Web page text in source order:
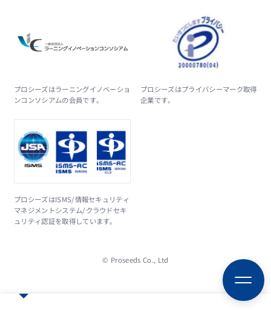
プロシーズはラーニングイノベーショ
ンコンソシアムの会員です。
プロシーズはプライバシーマーク取得
企業です。
プロシーズはISMS/情報セキュリティ
マネジメントシステム/クラウドセキ
ュリティ認証を取得しています。
© Proseeds Co., Ltd